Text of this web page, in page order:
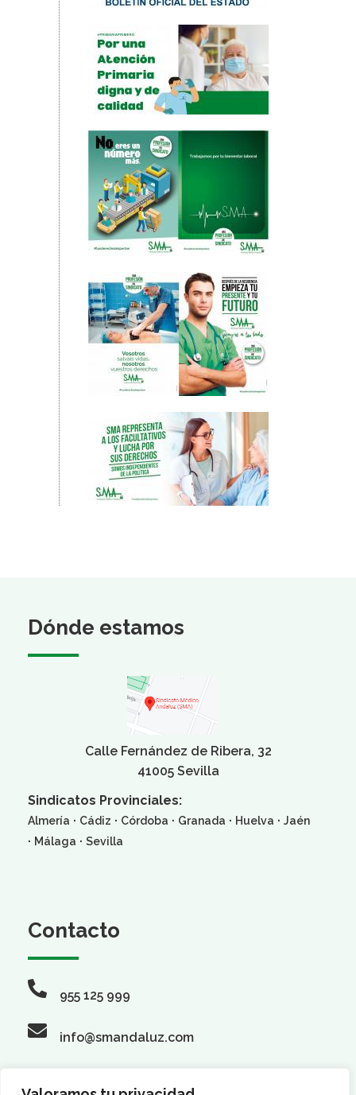
Dónde estamos
Calle Fernández de Ribera, 32
41005 Sevilla
Sindicatos Provinciales:
Almería · Cádiz · Córdoba · Granada · Huelva · Jaén
· Málaga · Sevilla
Contacto
955 125 999
info@smandaluz.com